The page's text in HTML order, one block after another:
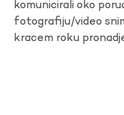
komunicirali oko
fotografiju/video
kracem roku